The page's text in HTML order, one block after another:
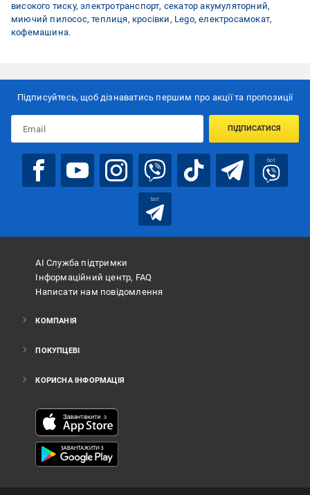
високого тиску,электротранспорт, секатор акумуляторний,
миючий пилосос,теплиця, кросівки, Lego,електросамокат,
кофемашина.
Підписуйтесь, щоб дізнаватись першим про акції та пропозиції
ПІДПИСАТИСЯ
bot
bot
АІ Служба підтримки
Інформаційний центр, FAQ
Написати нам повідомлення
КОМПАНІЯ
ПОКУПЦЕВІ
КОРИСНА ІНФОРМАЦІЯ